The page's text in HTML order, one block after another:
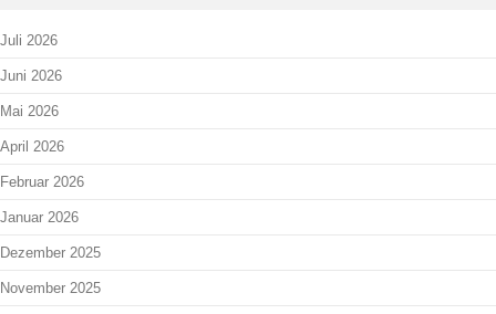
Juli 2026
Juni 2026
Mai 2026
April 2026
Februar 2026
Januar 2026
Dezember 2025
November 2025